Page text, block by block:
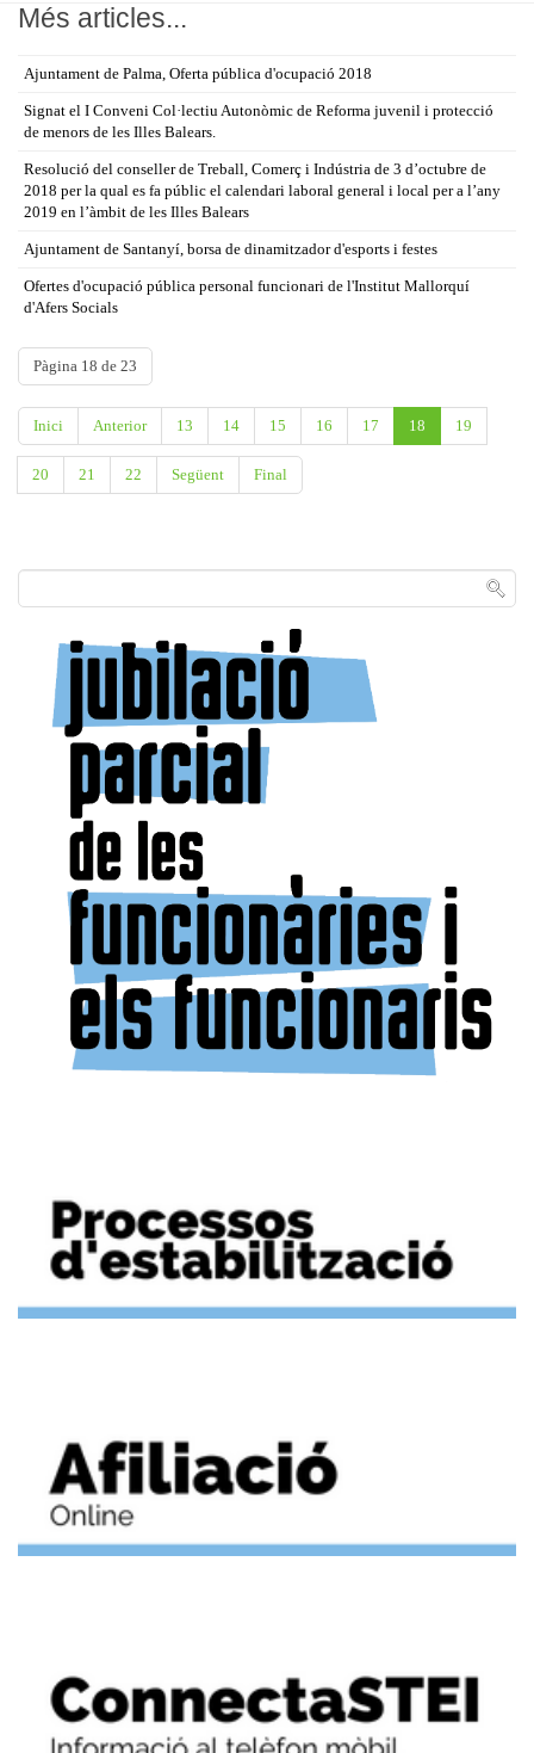
Més articles...
Ajuntament de Palma, Oferta pública d'ocupació 2018
Signat el I Conveni Col·lectiu Autonòmic de Reforma juvenil i protecció
de menors de les Illes Balears.
Resolució del conseller de Treball, Comerç i Indústria de 3 d’octubre de
2018 per la qual es fa públic el calendari laboral general i local per a l’any
2019 en l’àmbit de les Illes Balears
Ajuntament de Santanyí, borsa de dinamitzador d'esports i festes
Ofertes d'ocupació pública personal funcionari de l'Institut Mallorquí
d'Afers Socials
Pàgina 18 de 23
Inici Anterior 13 14 15 16 17 18 19
20 21 22 Següent Final